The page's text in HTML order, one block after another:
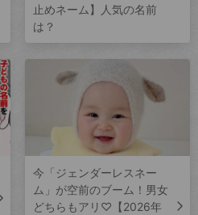
止めネーム】人気の名前
は？
今「ジェンダーレスネー
ム」が空前のブーム！男女
どちらもアリ♡【2026年